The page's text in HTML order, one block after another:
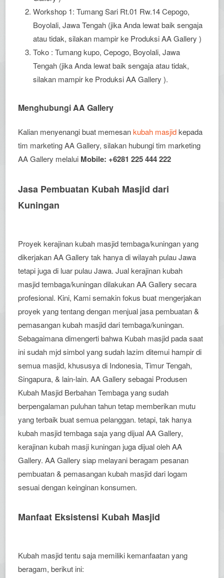
Workshop 1: Tumang Sari Rt.01 Rw.14 Cepogo,
Boyolali, Jawa Tengah (jika Anda lewat baik sengaja
atau tidak, silakan mampir ke Produksi AA Gallery )
Toko : Tumang kupo, Cepogo, Boyolali, Jawa
Tengah (jika Anda lewat baik sengaja atau tidak,
silakan mampir ke Produksi AA Gallery ).
Menghubungi AA Gallery
Kalian menyenangi buat memesankubah masjidkepada
tim marketing AA Gallery, silakan hubungi tim marketing
AA Gallery melalui Mobile: +6281 225 444 222
Jasa Pembuatan Kubah Masjid dari
Kuningan
Proyek kerajinan kubah masjid tembaga/kuningan yang
dikerjakan AA Gallery tak hanya di wilayah pulau Jawa
tetapi juga di luar pulau Jawa. Jual kerajinan kubah
masjid tembaga/kuningan dilakukan AA Gallery secara
profesional. Kini, Kami semakin fokus buat mengerjakan
proyek yang tentang dengan menjual jasa pembuatan &
pemasangan kubah masjid dari tembaga/kuningan.
Sebagaimana dimengerti bahwa Kubah masjid pada saat
ini sudah mjd simbol yang sudah lazim ditemui hampir di
semua masjid, khususya di Indonesia, Timur Tengah,
Singapura, & lain-lain. AA Gallery sebagai Produsen
Kubah Masjid Berbahan Tembaga yang sudah
berpengalaman puluhan tahun tetap memberikan mutu
yang terbaik buat semua pelanggan. tetapi, tak hanya
kubah masjid tembaga saja yang dijual AA Gallery,
kerajinan kubah masji kuningan juga dijual oleh AA
Gallery. AA Gallery siap melayani beragam pesanan
pembuatan & pemasangan kubah masjid dari logam
sesuai dengan keinginan konsumen.
Manfaat Eksistensi Kubah Masjid
Kubah masjid tentu saja memiliki kemanfaatan yang
beragam, berikut ini: